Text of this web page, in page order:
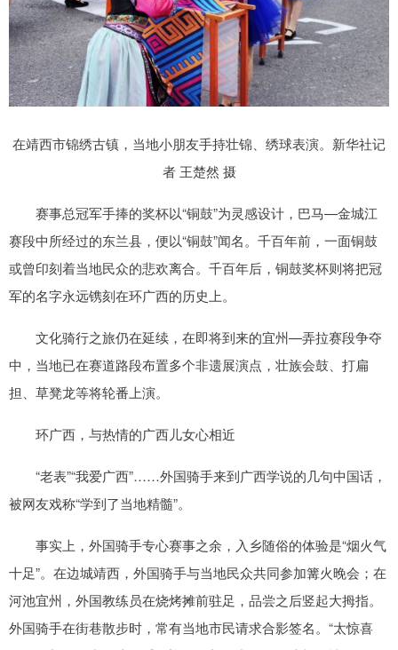
在靖西市锦绣古镇，当地小朋友手持壮锦、绣球表演。新华社记
者 王楚然 摄
赛事总冠军手捧的奖杯以“铜鼓”为灵感设计，巴马—金城江
赛段中所经过的东兰县，便以“铜鼓”闻名。千百年前，一面铜鼓
或曾印刻着当地民众的悲欢离合。千百年后，铜鼓奖杯则将把冠
军的名字永远镌刻在环广西的历史上。
文化骑行之旅仍在延续，在即将到来的宜州—弄拉赛段争夺
中，当地已在赛道路段布置多个非遗展演点，壮族会鼓、打扁
担、草凳龙等将轮番上演。
环广西，与热情的广西儿女心相近
“老表”“我爱广西”……外国骑手来到广西学说的几句中国话，
被网友戏称“学到了当地精髓”。
事实上，外国骑手专心赛事之余，入乡随俗的体验是“烟火气
十足”。在边城靖西，外国骑手与当地民众共同参加篝火晚会；在
河池宜州，外国教练员在烧烤摊前驻足，品尝之后竖起大拇指。
外国骑手在街巷散步时，常有当地市民请求合影签名。“太惊喜